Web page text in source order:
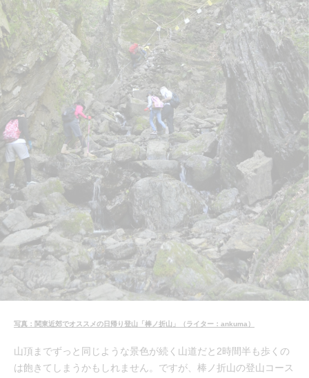
写真：関東近郊でオススメの日帰り登山「棒ノ折山」（ライター：ankuma）
山頂までずっと同じような景色が続く山道だと2時間半も歩くの
は飽きてしまうかもしれません。ですが、棒ノ折山の登山コース